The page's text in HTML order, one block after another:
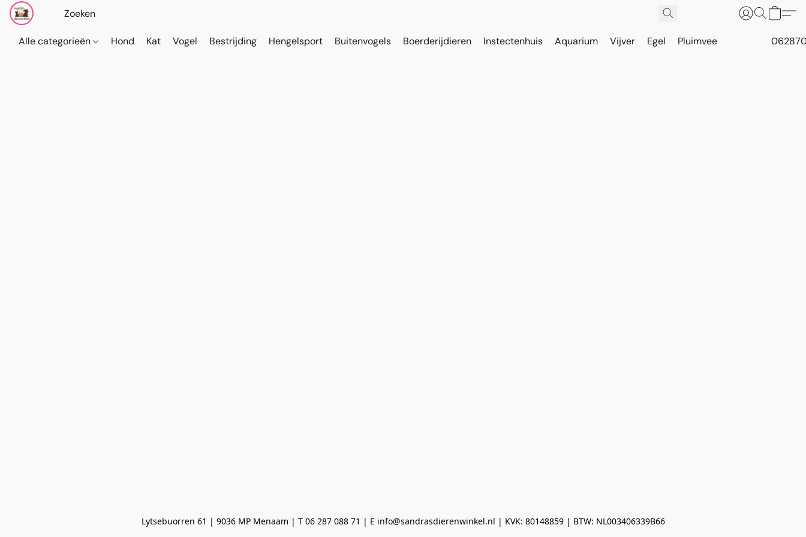
Alle categorieën Hond Kat Vogel Bestrijding Hengelsport Buitenvogels Boerderijdieren Instectenhuis Aquarium Vijver Egel Pluimvee
Lytsebuorren 61 | 9036 MP Menaam | T 06 287 088 71 | E info@sandrasdierenwinkel.nl | KVK: 80148859 | BTW: NL003406339B66